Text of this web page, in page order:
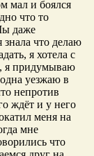
мал и боялся
что то
даже
знала что делаю
я хотела с
я придумываю
уезжаю в
непротив
ждёт и у него
меня на
мне
что